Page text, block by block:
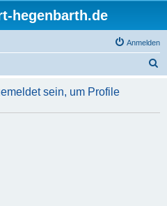
hegenbarth.de
Anmelden
h
sein, um Profile